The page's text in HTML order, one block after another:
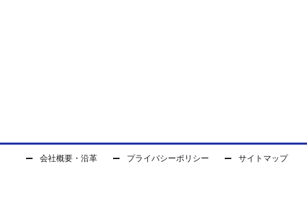
会社概要・沿革 プライバシーポリシー サイトマップ